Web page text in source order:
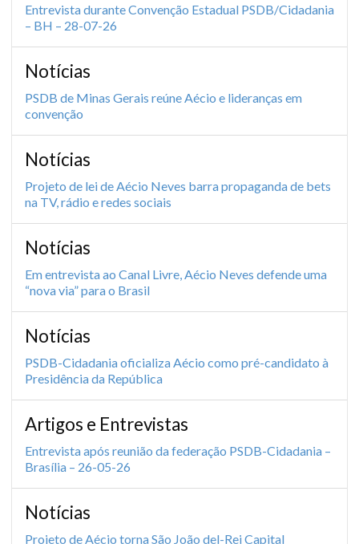
Entrevista durante Convenção Estadual PSDB/Cidadania
– BH – 28-07-26
Notícias
PSDB de Minas Gerais reúne Aécio e lideranças em
convenção
Notícias
Projeto de lei de Aécio Neves barra propaganda de bets
na TV, rádio e redes sociais
Notícias
Em entrevista ao Canal Livre, Aécio Neves defende uma
“nova via” para o Brasil
Notícias
PSDB-Cidadania oficializa Aécio como pré-candidato à
Presidência da República
Artigos e Entrevistas
Entrevista após reunião da federação PSDB-Cidadania –
Brasília – 26-05-26
Notícias
Projeto de Aécio torna São João del-Rei Capital